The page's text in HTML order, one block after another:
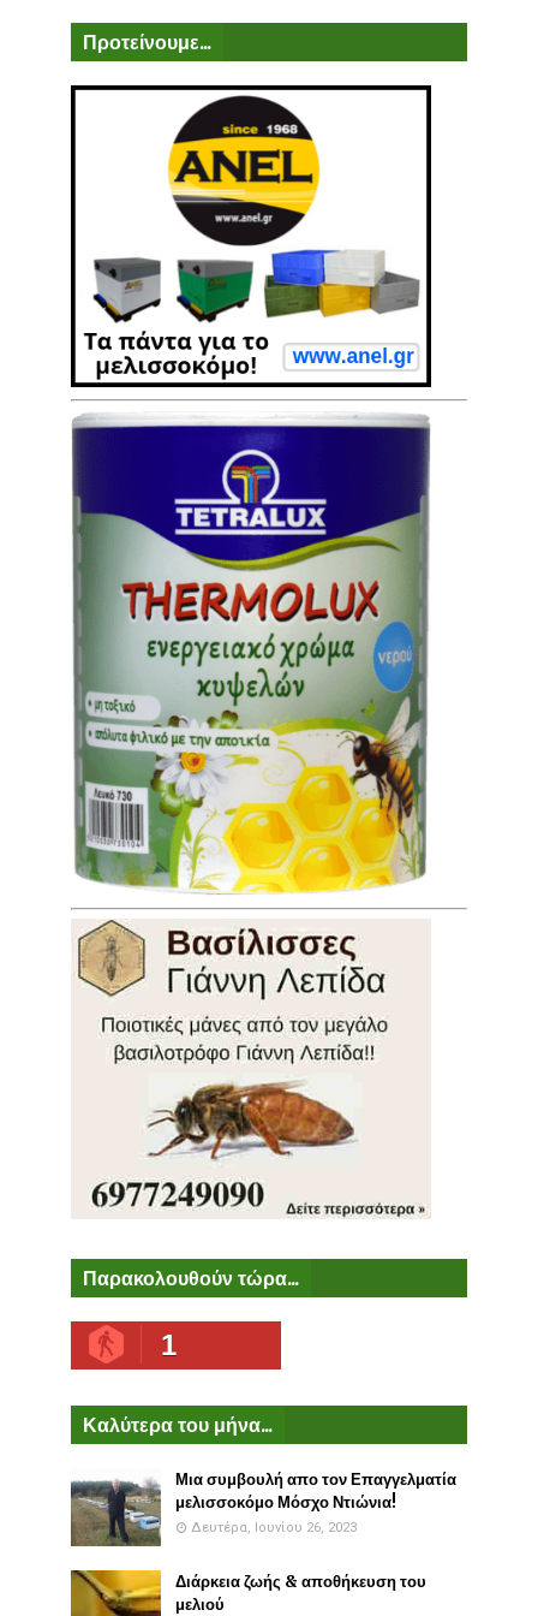
Προτείνουμε...
Παρακολουθούν τώρα...
1
Καλύτερα του μήνα...
Μια συμβουλή απο τον Επαγγελματία
μελισσοκόμο Μόσχο Ντιώνια!
Δευτέρα, Ιουνίου 26, 2023
Διάρκεια ζωής & αποθήκευση του
μελιού